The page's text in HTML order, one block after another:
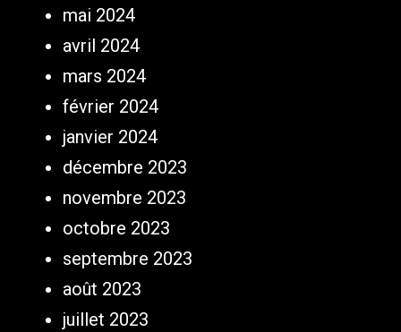
mai 2024
avril 2024
mars 2024
février 2024
janvier 2024
décembre 2023
novembre 2023
octobre 2023
septembre 2023
août 2023
juillet 2023